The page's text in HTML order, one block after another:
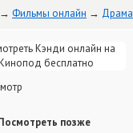
Фильмы онлайн Драма